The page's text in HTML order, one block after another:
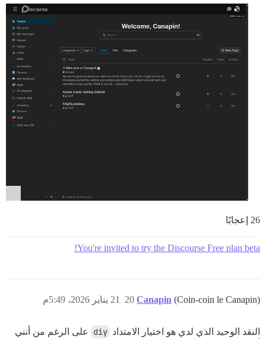
26 إعجابًا
You're invited to try the Discourse Free plan beta!
Canapin (Coin-coin le Canapin) 21 يناير 2026، 5:49م 20
النقد الوحيد الذي لدي هو اختيار الامتداد diy
على الرغم من أنني